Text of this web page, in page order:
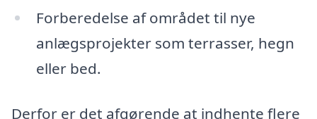
Forberedelse af området til nye
anlægsprojekter som terrasser, hegn
eller bed.
Derfor er det afgørende at indhente flere